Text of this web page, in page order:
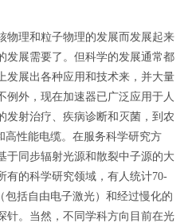
理和粒子物理的发展而发展起来
发展需要了。但科学的发展通常都
发展出各种应用和技术来，并大量
例外，现在加速器已广泛应用于人
发射治疗、疾病诊断和灭菌，到农
高性能电缆。在服务科学研究方
于同步辐射光源和散裂中子源的大
有的科学研究领域，有人统计70-
包括自由电子激光）和经过慢化的
针。当然，不同学科方向目前在光